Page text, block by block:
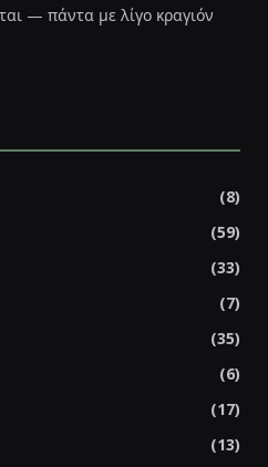
— πάντα με λίγο κραγιόν
(8)
(59)
(33)
(7)
(35)
(6)
(17)
(13)